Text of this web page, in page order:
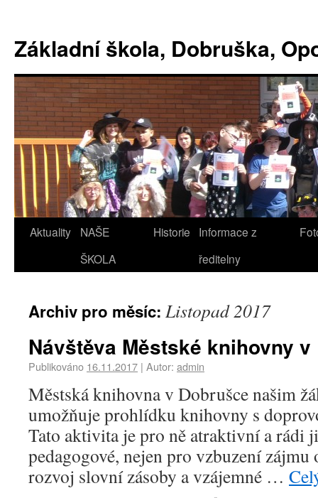
Základní škola, Dobruška,
Aktuality
NAŠE
ŠKOLA
Historie
Informace z
ředitelny
Archiv pro měsíc: Listopad 2017
Návštěva Městské knihovny
Publikováno 16.11.2017 | Autor: admin
Městská knihovna v Dobrušce našim
umožňuje prohlídku knihovny s
Tato aktivita je pro ně atraktivní a rádi
pedagogové, nejen pro vzbuzení zájmu
rozvoj slovní zásoby a vzájemné …